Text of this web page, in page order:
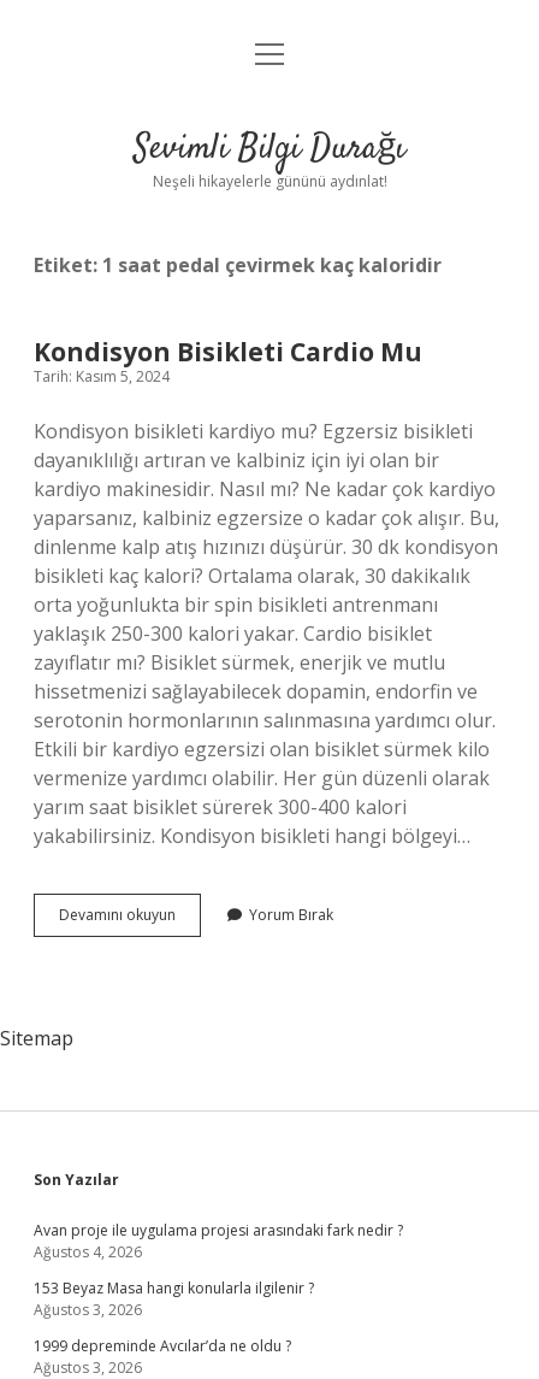
Anasayfa
Yasal Uyarı
menüyü
Sevimli Bilgi Durağı
Neşeli hikayelerle gününü aydınlat!
Etiket: 1 saat pedal çevirmek kaç kaloridir
Kondisyon Bisikleti Cardio Mu
Tarih: Kasım 5, 2024
Kondisyon bisikleti kardiyo mu? Egzersiz bisikleti
dayanıklılığı artıran ve kalbiniz için iyi olan bir
kardiyo makinesidir. Nasıl mı? Ne kadar çok kardiyo
yaparsanız, kalbiniz egzersize o kadar çok alışır. Bu,
dinlenme kalp atış hızınızı düşürür. 30 dk kondisyon
bisikleti kaç kalori? Ortalama olarak, 30 dakikalık
orta yoğunlukta bir spin bisikleti antrenmanı
yaklaşık 250-300 kalori yakar. Cardio bisiklet
zayıflatır mı? Bisiklet sürmek, enerjik ve mutlu
hissetmenizi sağlayabilecek dopamin, endorfin ve
serotonin hormonlarının salınmasına yardımcı olur.
Etkili bir kardiyo egzersizi olan bisiklet sürmek kilo
vermenize yardımcı olabilir. Her gün düzenli olarak
yarım saat bisiklet sürerek 300-400 kalori
yakabilirsiniz. Kondisyon bisikleti hangi bölgeyi…
Devamını okuyun Kondisyon
Bisikleti
Yorum Bırak
Sitemap
Sidebar
Son Yazılar
Avan proje ile uygulama projesi arasındaki fark nedir ?
Ağustos 4, 2026
153 Beyaz Masa hangi konularla ilgilenir ?
Ağustos 3, 2026
1999 depreminde Avcılar’da ne oldu ?
Ağustos 3, 2026